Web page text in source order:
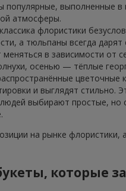
выполненные
атмосферы.
флористики
а тюльпаны всегда
в зависимости от
осенью — тёплые
и выглядят стильно.
выбирают простые,
на рынке
которые